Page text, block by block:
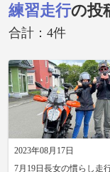
練習走行の投
合計：4件
2023年08月17日
7月19日長女の慣らし走